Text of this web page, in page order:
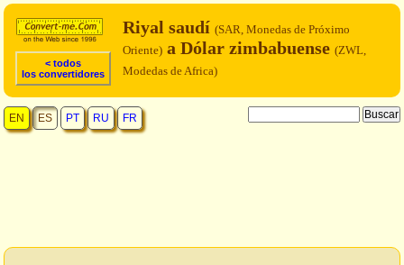
< todos
los convertidores
Riyal saudí (SAR, Monedas de Próximo
Oriente) a Dólar zimbabuense (ZWL,
Modedas de Africa)
EN ES PT RU FR